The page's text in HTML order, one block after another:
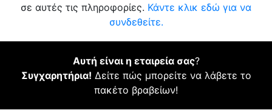
σε αυτές τις πληροφορίες. Κάντε κλικ εδώ για να
συνδεθείτε.
Αυτή είναι η εταιρεία σας?
Συγχαρητήρια! Δείτε πώς μπορείτε να λάβετε το
πακέτο βραβείων!